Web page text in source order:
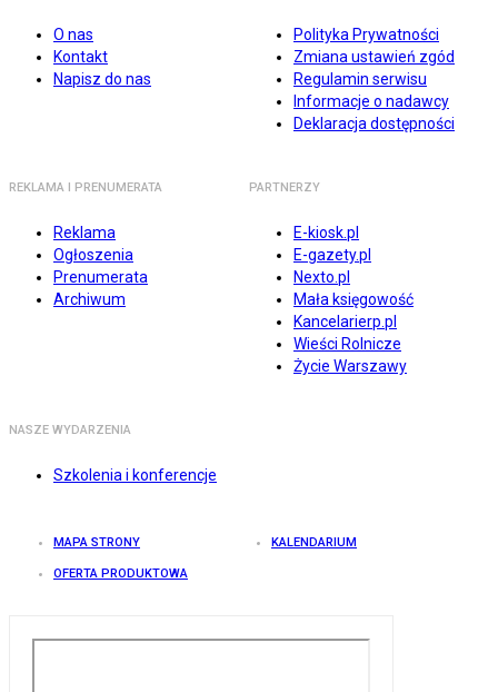
O nas
Kontakt
Napisz do nas
Polityka Prywatności
Zmiana ustawień zgód
Regulamin serwisu
Informacje o nadawcy
Deklaracja dostępności
REKLAMA I PRENUMERATA
Reklama
Ogłoszenia
Prenumerata
Archiwum
PARTNERZY
E-kiosk.pl
E-gazety.pl
Nexto.pl
Mała księgowość
Kancelarierp.pl
Wieści Rolnicze
Życie Warszawy
NASZE WYDARZENIA
Szkolenia i konferencje
MAPA STRONY KALENDARIUM
OFERTA PRODUKTOWA